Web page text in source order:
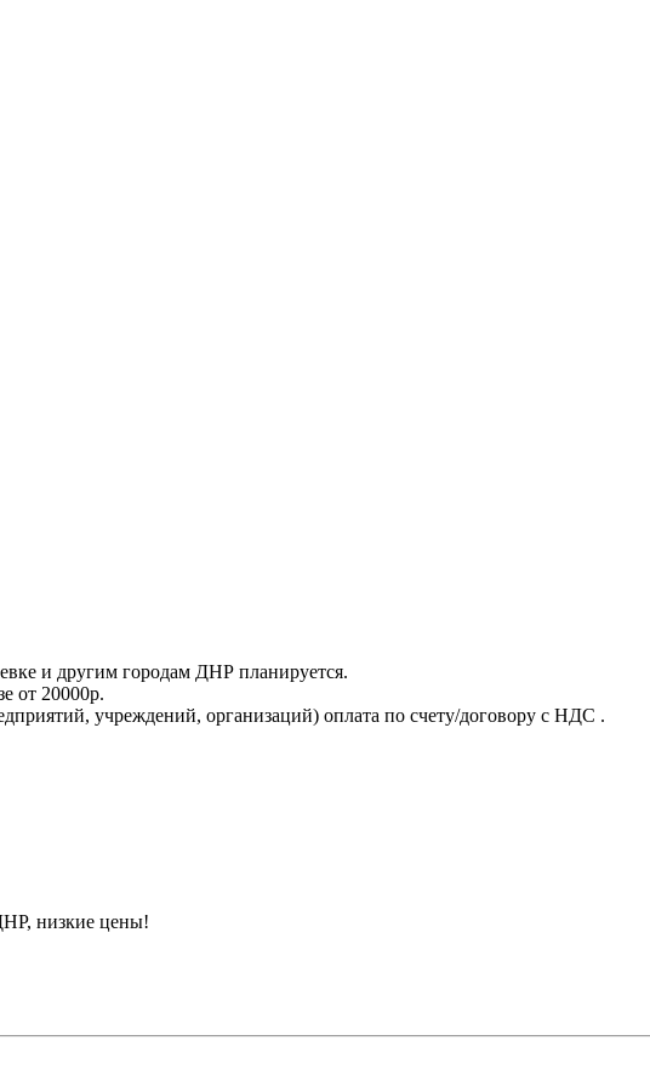
и другим городам ДНР планируется.
от 20000р.
учреждений, организаций) оплата по счету/договору с НДС .
низкие цены!